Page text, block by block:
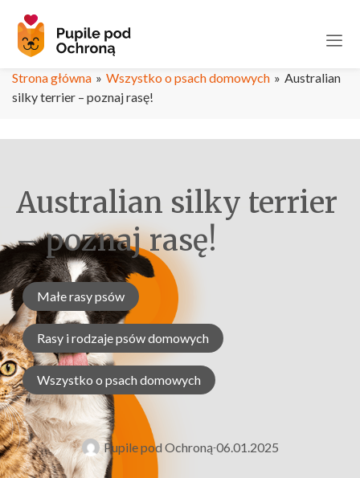
Strona główna » Wszystko o psach domowych » Australian
silky terrier – poznaj rasę!
Australian silky terrier
– poznaj rasę!
Małe rasy psów
Rasy i rodzaje psów domowych
Wszystko o psach domowych
Pupile pod Ochroną 06.01.2025